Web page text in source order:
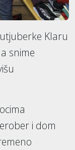
Klaru
snime
i dom